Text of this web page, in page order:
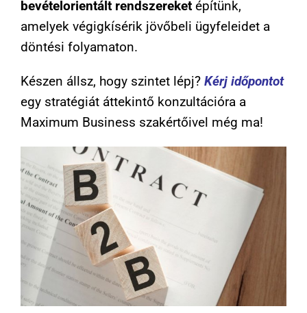
bevételorientált rendszereket építünk,
amelyek végigkísérik jövőbeli ügyfeleidet a
döntési folyamaton.
Készen állsz, hogy szintet lépj? Kérj időpontot
egy stratégiát áttekintő konzultációra a
Maximum Business szakértőivel még ma!